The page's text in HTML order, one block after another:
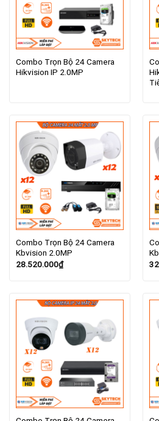
Combo Trọn Bộ 24 Camera
Hikvision IP 2.0MP
Combo Trọn Bộ 24 Camera
Kbvision 2.0MP
28.520.000₫